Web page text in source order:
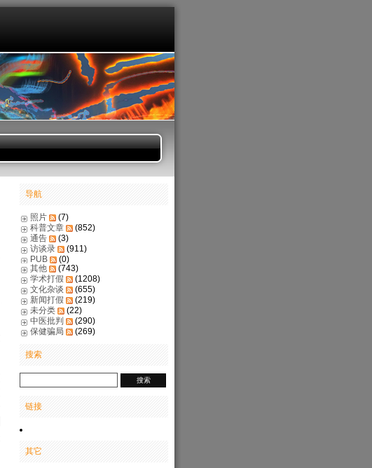
导航
照片
(7)
科普文章
(852)
通告
(3)
访谈录
(911)
PUB
(0)
其他
(743)
学术打假
(1208)
文化杂谈
(655)
新闻打假
(219)
未分类
(22)
中医批判
(290)
保健骗局
(269)
搜索
链接
其它